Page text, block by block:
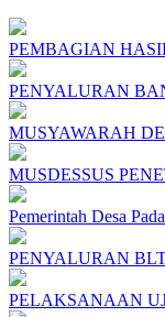
PEMBAGIAN
PENYALURAN
MUSYAWARAH
MUSDESSUS
Pemerintah Desa
PENYALURAN
PELAKSANAAN